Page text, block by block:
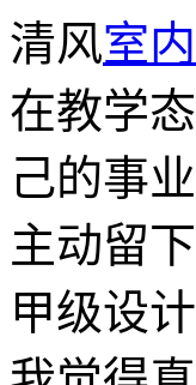
清风室
在教学
己的事
主动留
甲级设